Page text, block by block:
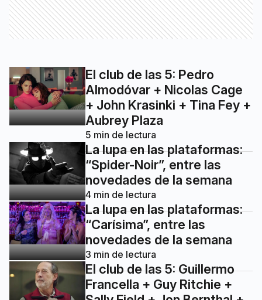
El club de las 5: Pedro
Almodóvar + Nicolas Cage
+ John Krasinki + Tina Fey +
Aubrey Plaza
5 min de lectura
La lupa en las plataformas:
“Spider-Noir”, entre las
novedades de la semana
4 min de lectura
La lupa en las plataformas:
“Carísima”, entre las
novedades de la semana
3 min de lectura
El club de las 5: Guillermo
Francella + Guy Ritchie +